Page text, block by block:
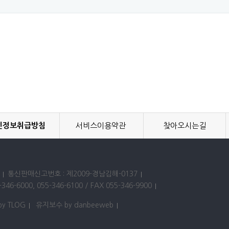
정보취급방침 서비스이용약관 찾아오시는길
통신판매신고번호 : 제2009-경남김해-0137
346-6000, 055-346-6100 / FAX 055-346-9900
TLOG 유지보수 by danbeeweb